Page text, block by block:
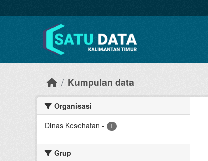
Kumpulan data
Organisasi
Dinas Kesehatan - 1
Grup